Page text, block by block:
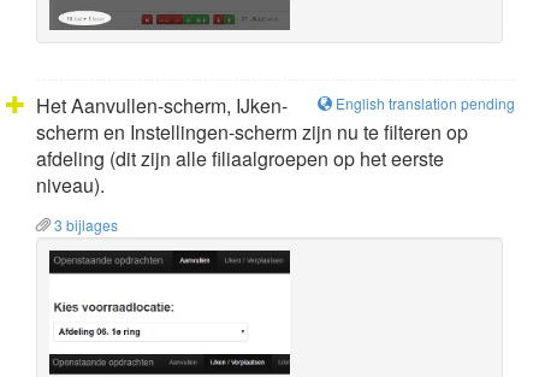
English translation pending
Het Aanvullen-scherm, IJken-
scherm en Instellingen-scherm zijn nu te filteren op
afdeling (dit zijn alle filiaalgroepen op het eerste
niveau).
3 bijlages